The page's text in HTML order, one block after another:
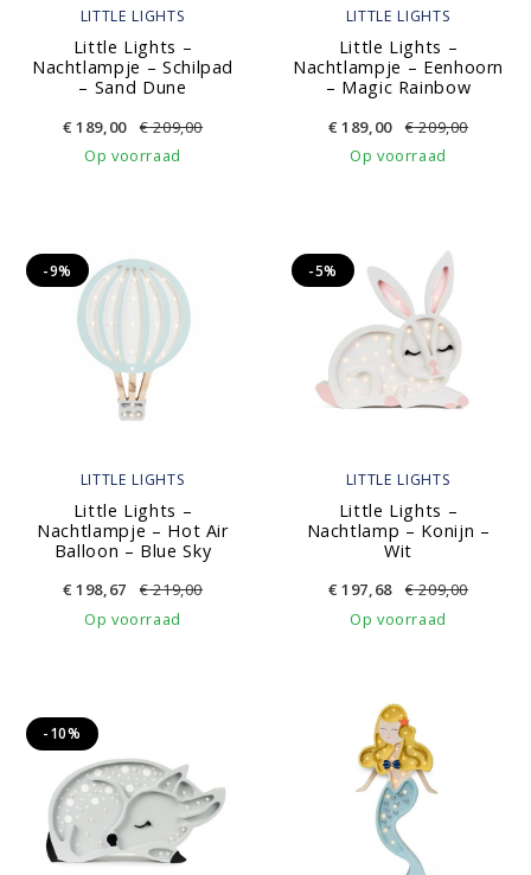
LITTLE LIGHTS
Little Lights –
Nachtlampje – Schilpad
– Sand Dune
€ 189,00 €209,00
Op voorraad
LITTLE LIGHTS
Little Lights –
Nachtlampje – Eenhoorn
– Magic Rainbow
€ 189,00 €209,00
Op voorraad
LITTLE LIGHTS
Little Lights –
Nachtlampje – Hot Air
Balloon – Blue Sky
€ 198,67 €219,00
-9%
Op voorraad
LITTLE LIGHTS
Little Lights –
Nachtlamp – Konijn –
Wit
€ 197,68 €209,00
-5%
Op voorraad
-10%